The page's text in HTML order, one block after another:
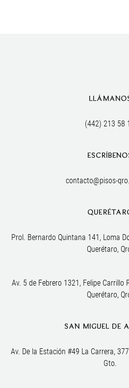
(442) 213 58
contacto@pisos-
Prol. Bernardo Quintana 141, Loma
Querétaro,
Av. 5 de Febrero 1321, Felipe Carrillo
Querétaro,
SAN MIGUEL DE
Av. De la Estación #49 La Carrera,
Gto.